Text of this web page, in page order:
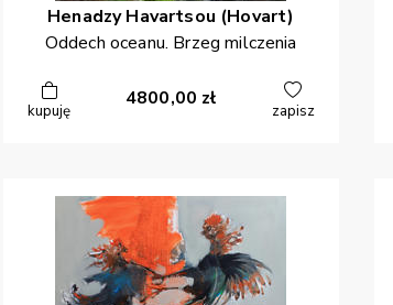
Henadzy Havartsou (Hovart)
Oddech oceanu. Brzeg milczenia
kupuję
4800,00 zł
zapisz